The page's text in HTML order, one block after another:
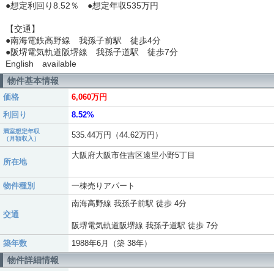
●想定利回り8.52％ ●想定年収535万円
【交通】
●南海電鉄高野線 我孫子前駅 徒歩4分
●阪堺電気軌道阪堺線 我孫子道駅 徒歩7分
English available
物件基本情報
価格
6,060万円
利回り
8.52%
満室想定年収
（月額収入）
535.44万円（44.62万円）
所在地
大阪府大阪市住吉区遠里小野5丁目
物件種別 一棟売りアパート
交通
南海高野線 我孫子前駅 徒歩 4分
阪堺電気軌道阪堺線 我孫子道駅 徒歩 7分
築年数
1988年6月（築 38年）
物件詳細情報